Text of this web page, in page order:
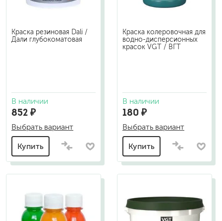
Краска резиновая Dali /
Дали глубокоматовая
В наличии
852 ₽
Выбрать вариант
Купить
Краска колеровочная для
водно-дисперсионных
красок VGT / ВГТ
В наличии
180 ₽
Выбрать вариант
Купить